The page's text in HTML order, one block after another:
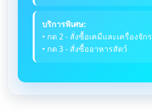
บริการพิเศษ:
• กด 2 - สั่งซื้อเคมีและเครื่องจักร
• กด 3 - สั่งซื้ออาหารสัตว์